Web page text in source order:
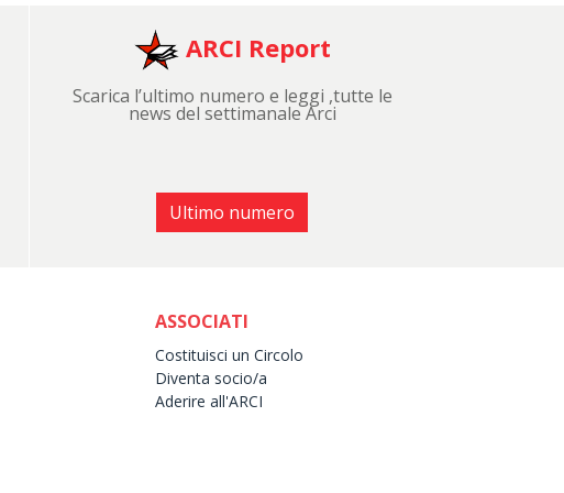
ARCI Report
Scarica l’ultimo numero e leggi ,tutte le
news del settimanale Arci
Ultimo numero
ASSOCIATI
Costituisci un Circolo
Diventa socio/a
Aderire all'ARCI